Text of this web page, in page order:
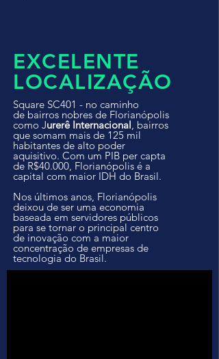
EXCELENTE
LOCALIZAÇÃO
Square SC401 - no caminho
de bairros nobres de Florianópolis
como Jurerê Internacional, bairros
que somam mais de 125 mil
habitantes de alto poder
aquisitivo. Com um PIB per capta
de R$40.000, Florianópolis é a
capital com maior IDH do Brasil.
Nos últimos anos, Florianópolis
deixou de ser uma economia
baseada em servidores públicos
para se tornar o principal centro
de inovação com a maior
concentração de empresas de
tecnologia do Brasil.